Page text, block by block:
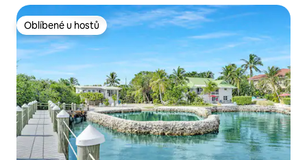
Oblíbené u hostů
Oblíbené u hostů